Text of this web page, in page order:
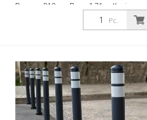
Висота: 810 мм Вага: 1,71 кг Колір:
антрацитовий сірий 2 світловідбиваючі
смуги RAC 2 (без кріпильного матеріалу)
еластичні, як гума, при ударі або
перекиданні.
Pc.